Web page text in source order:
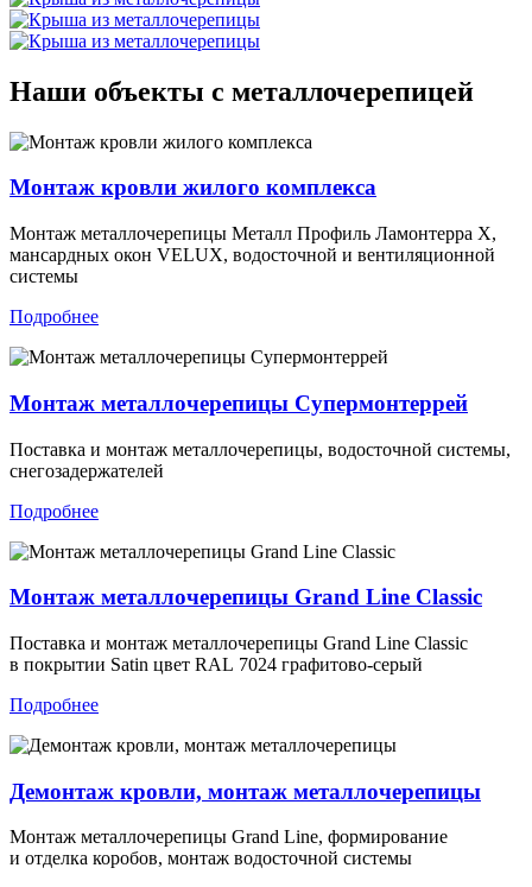
Наши объекты с металлочерепицей
Монтаж кровли жилого комплекса
Монтаж металлочерепицы Металл Профиль Ламонтерра X,
мансардных окон VELUX, водосточной и вентиляционной
системы
Подробнее
Монтаж металлочерепицы Супермонтеррей
Поставка и монтаж металлочерепицы, водосточной системы,
снегозадержателей
Подробнее
Монтаж металлочерепицы Grand Line Classic
Поставка и монтаж металлочерепицы Grand Line Classic
в покрытии Satin цвет RAL 7024 графитово-серый
Подробнее
Демонтаж кровли, монтаж металлочерепицы
Монтаж металлочерепицы Grand Line, формирование
и отделка коробов, монтаж водосточной системы